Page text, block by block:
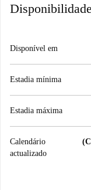
Disponível em
Estadia mínima
Estadia máxima
Calendário
actualizado